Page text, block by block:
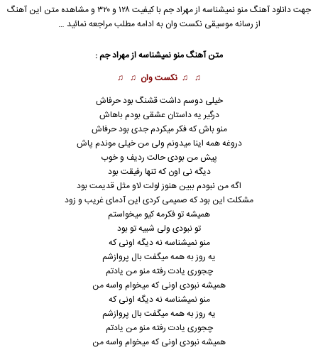
جهت دانلود آهنگ منو نمیشناسه ازمهراد جم
با کیفیت ۱۲۸ و ۳۲۰ و مشاهده متن این آهنگ
از رسانه موسیقی نکست وان به ادامه مطلب مراجعه نمائید …
متن آهنگ منو نمیشناسه ازمهراد جم:
♫ ♫ نکست وان ♫ ♫
خیلی دوسم داشت قشنگ بود حرفاش
درگیر یه داستان عشقی بودم باهاش
منو باش که فکر میکردم جدی بود حرفاش
دروغه همه اینا میدونم ولی من خیلی موندم پاش
پیش من بودی حالت ردیف و خوب
دیگه نی اون که تنها رفیقت بود
اگه من نبودم ببین هنوز لولت لاو مثل قدیمت بود
مشکلت این بود که صمیمی کردی این آدمای غریب و زود
همیشه تو فکرمه کیو میخواستم
تو نبودی ولی شبیه تو بود
منو نمیشناسه نه دیگه اونی که
یه روز به همه میگفت بال پروازشم
چجوری یادت رفته منو من یادتم
همیشه نبودی اونی که میخوام واسه من
منو نمیشناسه نه دیگه اونی که
یه روز به همه میگفت بال پروازشم
چجوری یادت رفته منو من یادتم
همیشه نبودی اونی که میخوام واسه من